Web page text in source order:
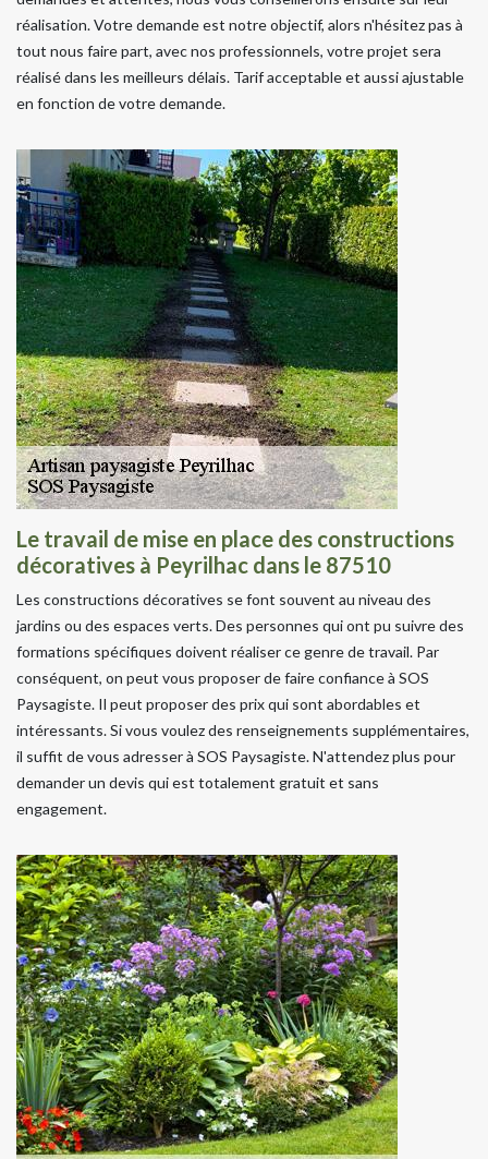
réalisation. Votre demande est notre objectif, alors n'hésitez pas à
tout nous faire part, avec nos professionnels, votre projet sera
réalisé dans les meilleurs délais. Tarif acceptable et aussi ajustable
en fonction de votre demande.
Le travail de mise en place des constructions
décoratives à Peyrilhac dans le 87510
Les constructions décoratives se font souvent au niveau des
jardins ou des espaces verts. Des personnes qui ont pu suivre des
formations spécifiques doivent réaliser ce genre de travail. Par
conséquent, on peut vous proposer de faire confiance à SOS
Paysagiste. Il peut proposer des prix qui sont abordables et
intéressants. Si vous voulez des renseignements supplémentaires,
il suffit de vous adresser à SOS Paysagiste. N'attendez plus pour
demander un devis qui est totalement gratuit et sans
engagement.